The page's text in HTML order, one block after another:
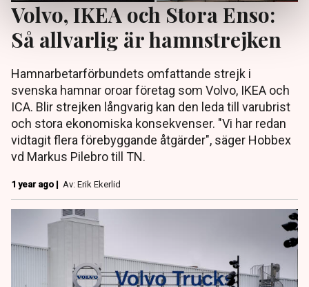
Volvo, IKEA och Stora Enso:
Så allvarlig är hamnstrejken
Hamnarbetarförbundets omfattande strejk i
svenska hamnar oroar företag som Volvo, IKEA och
ICA. Blir strejken långvarig kan den leda till varubrist
och stora ekonomiska konsekvenser. "Vi har redan
vidtagit flera förebyggande åtgärder", säger Hobbex
vd Markus Pilebro till TN.
1 year ago | Av: Erik Ekerlid